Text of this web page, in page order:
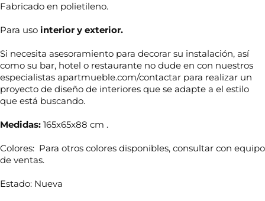
Fabricado en polietileno.
Para uso interior y exterior.
Si necesita asesoramiento para decorar su instalación, así
como su bar, hotel o restaurante no dude en con nuestros
especialistas apartmueble.com/contactar para realizar un
proyecto de diseño de interiores que se adapte a el estilo
que está buscando.
Medidas: 165x65x88 cm .
Colores: Para otros colores disponibles, consultar con equipo
de ventas.
Estado: Nueva